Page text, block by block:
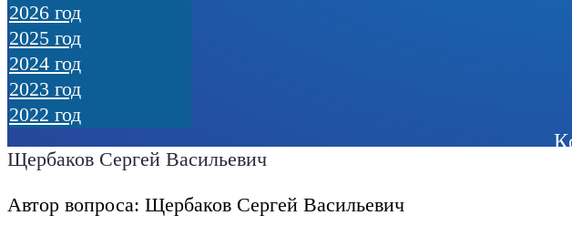
2026 год
2025 год
2024 год
2023 год
2022 год
Щербаков Сергей Васильевич
Автор вопроса: Щербаков Сергей Васильевич